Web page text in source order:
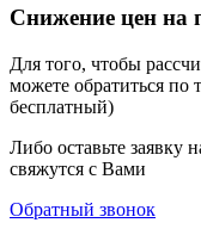
Снижение цен на
Для того, чтобы
можете обратиться по
бесплатный)
Либо оставьте
свяжутся с Вами
Обратный звонок